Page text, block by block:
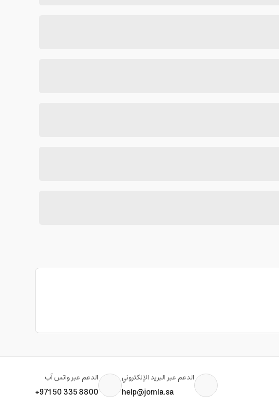
الدعم عبر البريد الإلكتروني
help@jomla.sa
الدعم عبر واتس آب
+971 50 335 8800